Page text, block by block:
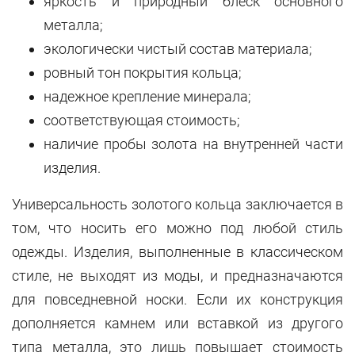
металла;
экологически чистый состав материала;
ровный тон покрытия кольца;
надежное крепление минерала;
соответствующая стоимость;
наличие пробы золота на внутренней части
изделия.
Универсальность золотого кольца заключается в
том, что носить его можно под любой стиль
одежды. Изделия, выполненные в классическом
стиле, не выходят из моды, и предназначаются
для повседневной носки. Если их конструкция
дополняется камнем или вставкой из другого
типа металла, это лишь повышает стоимость